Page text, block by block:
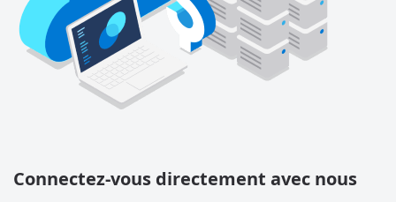
Connectez-vous directement avec nous